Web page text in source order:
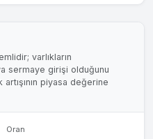
varlıkların
sermaye girişi olduğunu
piyasa değerine
Oran